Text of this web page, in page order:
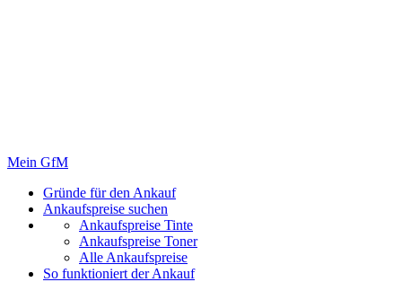
Mein GfM
Gründe für den Ankauf
Ankaufspreise suchen
Ankaufspreise Tinte
Ankaufspreise Toner
Alle Ankaufspreise
So funktioniert der Ankauf